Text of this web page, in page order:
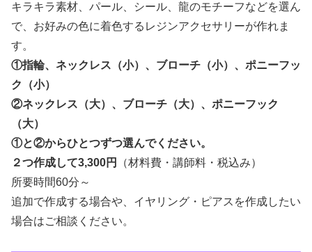
キラキラ素材、パール、シール、龍のモチーフなどを選ん
で、お好みの色に着色するレジンアクセサリーが作れま
す。
①指輪、ネックレス（小）、ブローチ（小）、ポニーフッ
ク（小）
②ネックレス（大）、ブローチ（大）、ポニーフック
（大）
①と②からひとつずつ選んでください。
２つ作成して3,300円
（材料費・講師料・税込み）
所要時間60分～
追加で作成する場合や、イヤリング・ピアスを作成したい
場合はご相談ください。